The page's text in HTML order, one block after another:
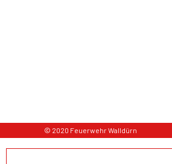
© 2020 Feuerwehr Walldürn